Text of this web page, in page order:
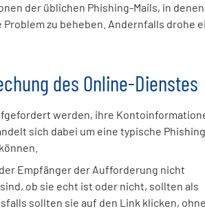
der üblichen Phishing-Mails, in
zu beheben. Andernfalls drohe
des Online-Dienstes
werden, ihre
sich dabei um eine typische
Empfänger der Aufforderung nicht
ob sie echt ist oder nicht, sollten als
sollten sie auf den Link klicken,